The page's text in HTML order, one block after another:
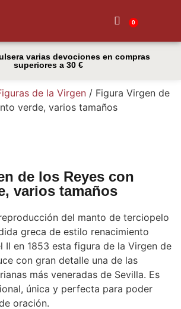
0
varias devociones en compras
superiores a 30 €
de la Virgen / Figura Virgen de
verde, varios tamaños
de los Reyes con
varios tamaños
del manto de terciopelo
greca de estilo renacimiento
II en 1853 esta figura de la Virgen de
con gran detalle una de las
más veneradas de Sevilla. Es
única y perfecta para poder
oración.